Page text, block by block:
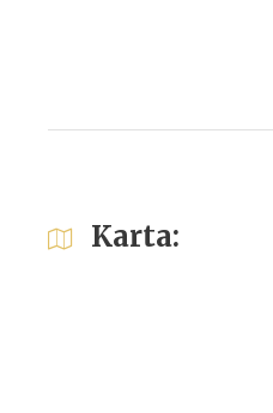
Karta: